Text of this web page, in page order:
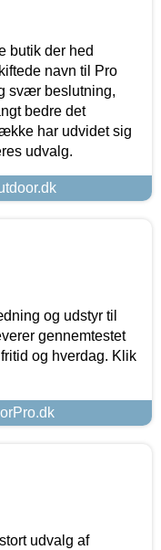
butik der hed
navn til Pro
svær beslutning,
bedre det
har udvidet sig
udvalg.
og udstyr til
gennemtestet
og hverdag. Klik
udvalg af